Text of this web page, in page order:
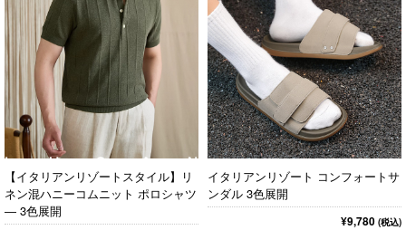
【イタリアンリゾートスタイル】リ
ネン混ハニーコムニット ポロシャツ
― 3色展開
イタリアンリゾート コンフォートサ
ンダル 3色展開
¥9,780 (税込)